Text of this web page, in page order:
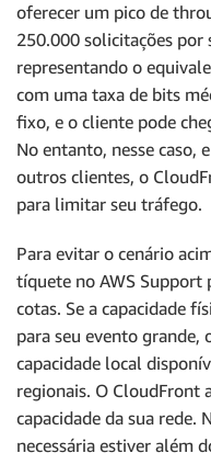
oferecer um pico de
250.000 solicitações por
representando o
com uma taxa de bits
fixo, e o cliente pode
No entanto, nesse caso,
outros clientes, o
para limitar seu tráfego.
Para evitar o cenário
tíquete no AWS Support
cotas. Se a capacidade
para seu evento grande,
capacidade local
regionais. O CloudFront
capacidade da sua rede.
necessária estiver além